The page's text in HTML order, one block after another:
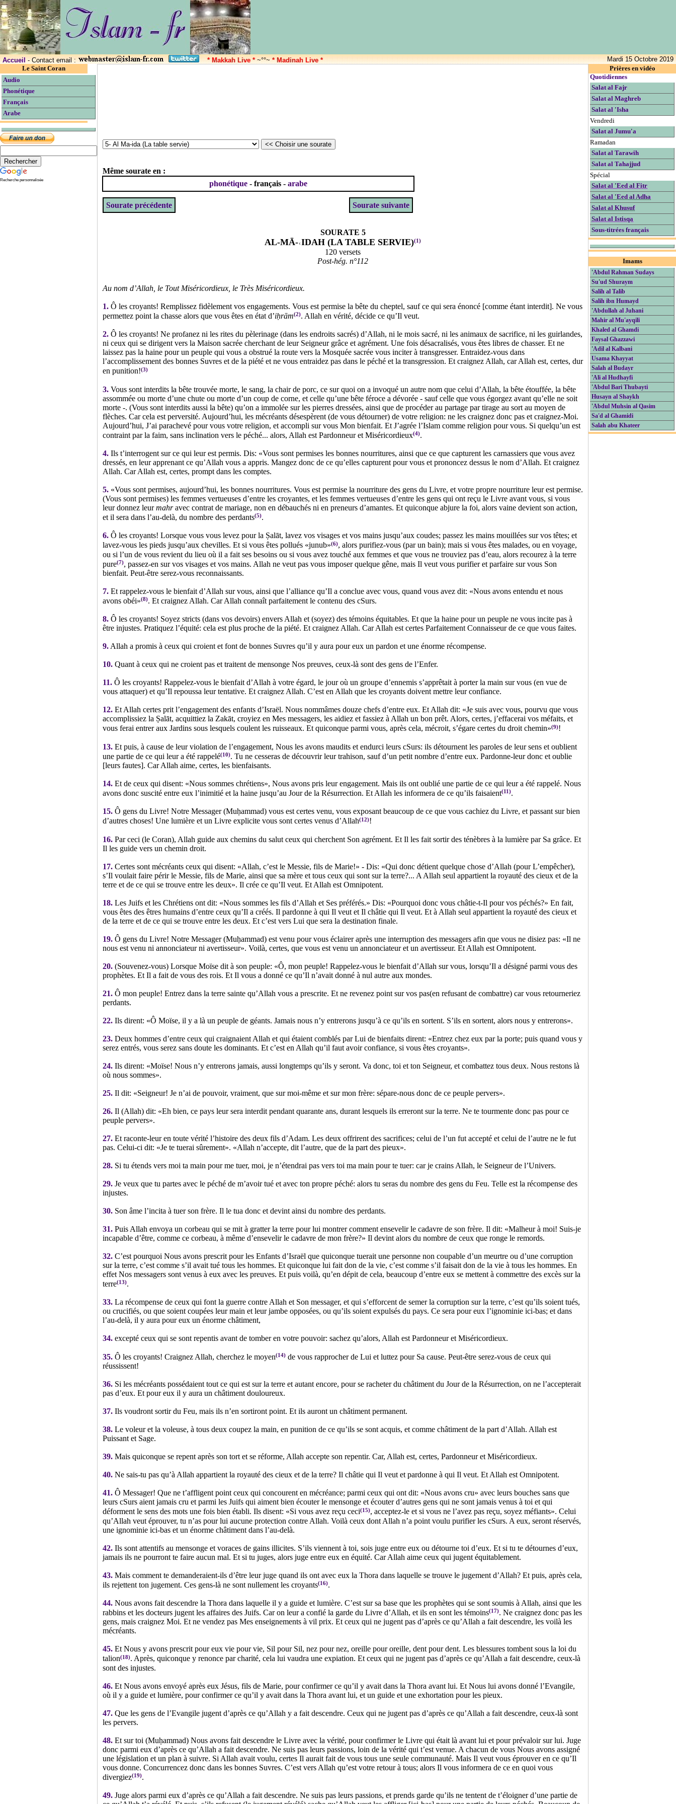
Accueil- Contact email : * Makkah Live *~°°~* Madinah Live * Mardi 15 Octobre 2019
Le Saint Coran
Audio
Phonétique
Français
Arabe
Recherche personnalisée
Même sourate en :
phonétique - français - arabe
Sourate précédente Sourate suivante
SOURATE 5
AL-MĀ-˓IDAH (LA TABLE SERVIE)(1)
120 versets
Post-hég. n°112
Au nom d’Allah, le Tout Miséricordieux, le Très Miséricordieux.
1. Ô les croyants! Remplissez fidèlement vos engagements. Vous est permise la bête du cheptel, sauf ce qui sera énoncé [comme étant interdit]. Ne vous
permettez point la chasse alors que vous êtes en état d’iḥrām(2). Allah en vérité, décide ce qu’Il veut.
2. Ô les croyants! Ne profanez ni les rites du pèlerinage (dans les endroits sacrés) d’Allah, ni le mois sacré, ni les animaux de sacrifice, ni les guirlandes,
ni ceux qui se dirigent vers la Maison sacrée cherchant de leur Seigneur grâce et agrément. Une fois désacralisés, vous êtes libres de chasser. Et ne
laissez pas la haine pour un peuple qui vous a obstrué la route vers la Mosquée sacrée vous inciter à transgresser. Entraidez-vous dans
l’accomplissement des bonnes Suvres et de la piété et ne vous entraidez pas dans le péché et la transgression. Et craignez Allah, car Allah est, certes, dur
en punition!(3)
3. Vous sont interdits la bête trouvée morte, le sang, la chair de porc, ce sur quoi on a invoqué un autre nom que celui d’Allah, la bête étouffée, la bête
assommée ou morte d’une chute ou morte d’un coup de corne, et celle qu’une bête féroce a dévorée - sauf celle que vous égorgez avant qu’elle ne soit
morte -. (Vous sont interdits aussi la bête) qu’on a immolée sur les pierres dressées, ainsi que de procéder au partage par tirage au sort au moyen de
flèches. Car cela est perversité. Aujourd’hui, les mécréants désespèrent (de vous détourner) de votre religion: ne les craignez donc pas et craignez-Moi.
Aujourd’hui, J’ai parachevé pour vous votre religion, et accompli sur vous Mon bienfait. Et J’agrée l’Islam comme religion pour vous. Si quelqu’un est
contraint par la faim, sans inclination vers le péché... alors, Allah est Pardonneur et Miséricordieux(4).
4. Ils t’interrogent sur ce qui leur est permis. Dis: «Vous sont permises les bonnes nourritures, ainsi que ce que capturent les carnassiers que vous avez
dressés, en leur apprenant ce qu’Allah vous a appris. Mangez donc de ce qu’elles capturent pour vous et prononcez dessus le nom d’Allah. Et craignez
Allah. Car Allah est, certes, prompt dans les comptes.
5. «Vous sont permises, aujourd’hui, les bonnes nourritures. Vous est permise la nourriture des gens du Livre, et votre propre nourriture leur est permise.
(Vous sont permises) les femmes vertueuses d’entre les croyantes, et les femmes vertueuses d’entre les gens qui ont reçu le Livre avant vous, si vous
leur donnez leurmahravec contrat de mariage, non en débauchés ni en preneurs d’amantes. Et quiconque abjure la foi, alors vaine devient son action,
et il sera dans l’au-delà, du nombre des perdants(5).
6. Ô les croyants! Lorsque vous vous levez pour la Ṣalāt, lavez vos visages et vos mains jusqu’aux coudes; passez les mains mouillées sur vos têtes; et
lavez-vous les pieds jusqu’aux chevilles. Et si vous êtes pollués «junub»(6), alors purifiez-vous (par un bain); mais si vous êtes malades, ou en voyage,
ou si l’un de vous revient du lieu où il a fait ses besoins ou si vous avez touché aux femmes et que vous ne trouviez pas d’eau, alors recourez à la terre
pure(7), passez-en sur vos visages et vos mains. Allah ne veut pas vous imposer quelque gêne, mais Il veut vous purifier et parfaire sur vous Son
bienfait. Peut-être serez-vous reconnaissants.
7. Et rappelez-vous le bienfait d’Allah sur vous, ainsi que l’alliance qu’Il a conclue avec vous, quand vous avez dit: «Nous avons entendu et nous
avons obéi»(8). Et craignez Allah. Car Allah connaît parfaitement le contenu des cSurs.
8. Ô les croyants! Soyez stricts (dans vos devoirs) envers Allah et (soyez) des témoins équitables. Et que la haine pour un peuple ne vous incite pas à
être injustes. Pratiquez l’équité: cela est plus proche de la piété. Et craignez Allah. Car Allah est certes Parfaitement Connaisseur de ce que vous faites.
9. Allah a promis à ceux qui croient et font de bonnes Suvres qu’il y aura pour eux un pardon et une énorme récompense.
10. Quant à ceux qui ne croient pas et traitent de mensonge Nos preuves, ceux-là sont des gens de l’Enfer.
11. Ô les croyants! Rappelez-vous le bienfait d’Allah à votre égard, le jour où un groupe d’ennemis s’apprêtait à porter la main sur vous (en vue de
vous attaquer) et qu’Il repoussa leur tentative. Et craignez Allah. C’est en Allah que les croyants doivent mettre leur confiance.
12. Et Allah certes prit l’engagement des enfants d’Israël. Nous nommâmes douze chefs d’entre eux. Et Allah dit: «Je suis avec vous, pourvu que vous
accomplissiez la Ṣalāt, acquittiez la Zakāt, croyiez en Mes messagers, les aidiez et fassiez à Allah un bon prêt. Alors, certes, j’effacerai vos méfaits, et
vous ferai entrer aux Jardins sous lesquels coulent les ruisseaux. Et quiconque parmi vous, après cela, mécroit, s’égare certes du droit chemin»(9)!
13. Et puis, à cause de leur violation de l’engagement, Nous les avons maudits et endurci leurs cSurs: ils détournent les paroles de leur sens et oublient
une partie de ce qui leur a été rappelé(10). Tu ne cesseras de découvrir leur trahison, sauf d’un petit nombre d’entre eux. Pardonne-leur donc et oublie
[leurs fautes]. Car Allah aime, certes, les bienfaisants.
14. Et de ceux qui disent: «Nous sommes chrétiens», Nous avons pris leur engagement. Mais ils ont oublié une partie de ce qui leur a été rappelé. Nous
avons donc suscité entre eux l’inimitié et la haine jusqu’au Jour de la Résurrection. Et Allah les informera de ce qu’ils faisaient(11).
15. Ô gens du Livre! Notre Messager (Muḥammad) vous est certes venu, vous exposant beaucoup de ce que vous cachiez du Livre, et passant sur bien
d’autres choses! Une lumière et un Livre explicite vous sont certes venus d’Allah(12)!
16. Par ceci (le Coran), Allah guide aux chemins du salut ceux qui cherchent Son agrément. Et Il les fait sortir des ténèbres à la lumière par Sa grâce. Et
Il les guide vers un chemin droit.
17. Certes sont mécréants ceux qui disent: «Allah, c’est le Messie, fils de Marie!» - Dis: «Qui donc détient quelque chose d’Allah (pour L’empêcher),
s’Il voulait faire périr le Messie, fils de Marie, ainsi que sa mère et tous ceux qui sont sur la terre?... A Allah seul appartient la royauté des cieux et de la
terre et de ce qui se trouve entre les deux». Il crée ce qu’Il veut. Et Allah est Omnipotent.
18. Les Juifs et les Chrétiens ont dit: «Nous sommes les fils d’Allah et Ses préférés.» Dis: «Pourquoi donc vous châtie-t-Il pour vos péchés?» En fait,
vous êtes des êtres humains d’entre ceux qu’Il a créés. Il pardonne à qui Il veut et Il châtie qui Il veut. Et à Allah seul appartient la royauté des cieux et
de la terre et de ce qui se trouve entre les deux. Et c’est vers Lui que sera la destination finale.
19. Ô gens du Livre! Notre Messager (Muḥammad) est venu pour vous éclairer après une interruption des messagers afin que vous ne disiez pas: «Il ne
nous est venu ni annonciateur ni avertisseur». Voilà, certes, que vous est venu un annonciateur et un avertisseur. Et Allah est Omnipotent.
20. (Souvenez-vous) Lorsque Moïse dit à son peuple: «Ô, mon peuple! Rappelez-vous le bienfait d’Allah sur vous, lorsqu’Il a désigné parmi vous des
prophètes. Et Il a fait de vous des rois. Et Il vous a donné ce qu’Il n’avait donné à nul autre aux mondes.
21. Ô mon peuple! Entrez dans la terre sainte qu’Allah vous a prescrite. Et ne revenez point sur vos pas(en refusant de combattre) car vous retourneriez
perdants.
22. Ils dirent: «Ô Moïse, il y a là un peuple de géants. Jamais nous n’y entrerons jusqu’à ce qu’ils en sortent. S’ils en sortent, alors nous y entrerons».
23. Deux hommes d’entre ceux qui craignaient Allah et qui étaient comblés par Lui de bienfaits dirent: «Entrez chez eux par la porte; puis quand vous y
serez entrés, vous serez sans doute les dominants. Et c’est en Allah qu’il faut avoir confiance, si vous êtes croyants».
24. Ils dirent: «Moïse! Nous n’y entrerons jamais, aussi longtemps qu’ils y seront. Va donc, toi et ton Seigneur, et combattez tous deux. Nous restons là
où nous sommes».
25. Il dit: «Seigneur! Je n’ai de pouvoir, vraiment, que sur moi-même et sur mon frère: sépare-nous donc de ce peuple pervers».
26. Il (Allah) dit: «Eh bien, ce pays leur sera interdit pendant quarante ans, durant lesquels ils erreront sur la terre. Ne te tourmente donc pas pour ce
peuple pervers».
27. Et raconte-leur en toute vérité l’histoire des deux fils d’Adam. Les deux offrirent des sacrifices; celui de l’un fut accepté et celui de l’autre ne le fut
pas. Celui-ci dit: «Je te tuerai sûrement». «Allah n’accepte, dit l’autre, que de la part des pieux».
28. Si tu étends vers moi ta main pour me tuer, moi, je n’étendrai pas vers toi ma main pour te tuer: car je crains Allah, le Seigneur de l’Univers.
29. Je veux que tu partes avec le péché de m’avoir tué et avec ton propre péché: alors tu seras du nombre des gens du Feu. Telle est la récompense des
injustes.
30. Son âme l’incita à tuer son frère. Il le tua donc et devint ainsi du nombre des perdants.
31. Puis Allah envoya un corbeau qui se mit à gratter la terre pour lui montrer comment ensevelir le cadavre de son frère. Il dit: «Malheur à moi! Suis-je
incapable d’être, comme ce corbeau, à même d’ensevelir le cadavre de mon frère?» Il devint alors du nombre de ceux que ronge le remords.
32. C’est pourquoi Nous avons prescrit pour les Enfants d’Israël que quiconque tuerait une personne non coupable d’un meurtre ou d’une corruption
sur la terre, c’est comme s’il avait tué tous les hommes. Et quiconque lui fait don de la vie, c’est comme s’il faisait don de la vie à tous les hommes. En
effet Nos messagers sont venus à eux avec les preuves. Et puis voilà, qu’en dépit de cela, beaucoup d’entre eux se mettent à commettre des excès sur la
terre(13).
33. La récompense de ceux qui font la guerre contre Allah et Son messager, et qui s’efforcent de semer la corruption sur la terre, c’est qu’ils soient tués,
ou crucifiés, ou que soient coupées leur main et leur jambe opposées, ou qu’ils soient expulsés du pays. Ce sera pour eux l’ignominie ici-bas; et dans
l’au-delà, il y aura pour eux un énorme châtiment,
34. excepté ceux qui se sont repentis avant de tomber en votre pouvoir: sachez qu’alors, Allah est Pardonneur et Miséricordieux.
35. Ô les croyants! Craignez Allah, cherchez le moyen(14) de vous rapprocher de Lui et luttez pour Sa cause. Peut-être serez-vous de ceux qui
réussissent!
36. Si les mécréants possédaient tout ce qui est sur la terre et autant encore, pour se racheter du châtiment du Jour de la Résurrection, on ne l’accepterait
pas d’eux. Et pour eux il y aura un châtiment douloureux.
37. Ils voudront sortir du Feu, mais ils n’en sortiront point. Et ils auront un châtiment permanent.
38. Le voleur et la voleuse, à tous deux coupez la main, en punition de ce qu’ils se sont acquis, et comme châtiment de la part d’Allah. Allah est
Puissant et Sage.
39. Mais quiconque se repent après son tort et se réforme, Allah accepte son repentir. Car, Allah est, certes, Pardonneur et Miséricordieux.
40. Ne sais-tu pas qu’à Allah appartient la royauté des cieux et de la terre? Il châtie qui Il veut et pardonne à qui Il veut. Et Allah est Omnipotent.
41. Ô Messager! Que ne t’affligent point ceux qui concourent en mécréance; parmi ceux qui ont dit: «Nous avons cru» avec leurs bouches sans que
leurs cSurs aient jamais cru et parmi les Juifs qui aiment bien écouter le mensonge et écouter d’autres gens qui ne sont jamais venus à toi et qui
déforment le sens des mots une fois bien établi. Ils disent: «Si vous avez reçu ceci(15), acceptez-le et si vous ne l’avez pas reçu, soyez méfiants». Celui
qu’Allah veut éprouver, tu n’as pour lui aucune protection contre Allah. Voilà ceux dont Allah n’a point voulu purifier les cSurs. A eux, seront réservés,
une ignominie ici-bas et un énorme châtiment dans l’au-delà.
42. Ils sont attentifs au mensonge et voraces de gains illicites. S’ils viennent à toi, sois juge entre eux ou détourne toi d’eux. Et si tu te détournes d’eux,
jamais ils ne pourront te faire aucun mal. Et si tu juges, alors juge entre eux en équité. Car Allah aime ceux qui jugent équitablement.
43. Mais comment te demanderaient-ils d’être leur juge quand ils ont avec eux la Thora dans laquelle se trouve le jugement d’Allah? Et puis, après cela,
ils rejettent ton jugement. Ces gens-là ne sont nullement les croyants(16).
44. Nous avons fait descendre la Thora dans laquelle il y a guide et lumière. C’est sur sa base que les prophètes qui se sont soumis à Allah, ainsi que les
rabbins et les docteurs jugent les affaires des Juifs. Car on leur a confié la garde du Livre d’Allah, et ils en sont les témoins(17). Ne craignez donc pas les
gens, mais craignez Moi. Et ne vendez pas Mes enseignements à vil prix. Et ceux qui ne jugent pas d’après ce qu’Allah a fait descendre, les voilà les
mécréants.
45. Et Nous y avons prescrit pour eux vie pour vie, Sil pour Sil, nez pour nez, oreille pour oreille, dent pour dent. Les blessures tombent sous la loi du
talion(18). Après, quiconque y renonce par charité, cela lui vaudra une expiation. Et ceux qui ne jugent pas d’après ce qu’Allah a fait descendre, ceux-là
sont des injustes.
46. Et Nous avons envoyé après eux Jésus, fils de Marie, pour confirmer ce qu’il y avait dans la Thora avant lui. Et Nous lui avons donné l’Evangile,
où il y a guide et lumière, pour confirmer ce qu’il y avait dans la Thora avant lui, et un guide et une exhortation pour les pieux.
47. Que les gens de l’Evangile jugent d’après ce qu’Allah y a fait descendre. Ceux qui ne jugent pas d’après ce qu’Allah a fait descendre, ceux-là sont
les pervers.
48. Et sur toi (Muḥammad) Nous avons fait descendre le Livre avec la vérité, pour confirmer le Livre qui était là avant lui et pour prévaloir sur lui. Juge
donc parmi eux d’après ce qu’Allah a fait descendre. Ne suis pas leurs passions, loin de la vérité qui t’est venue. A chacun de vous Nous avons assigné
une législation et un plan à suivre. Si Allah avait voulu, certes Il aurait fait de vous tous une seule communauté. Mais Il veut vous éprouver en ce qu’Il
vous donne. Concurrencez donc dans les bonnes Suvres. C’est vers Allah qu’est votre retour à tous; alors Il vous informera de ce en quoi vous
divergiez(19).
49. Juge alors parmi eux d’après ce qu’Allah a fait descendre. Ne suis pas leurs passions, et prends garde qu’ils ne tentent de t’éloigner d’une partie de
Prières en vidéo
Quotidiennes
Salat al Fajr
Salat al Maghreb
Salat al 'Isha
Vendredi
Salat al Jumu'a
Ramadan
Salat al Tarawih
Salat al Tahajjud
Spécial
Salat al 'Eed al Fitr
Salat al 'Eed al Adha
Salat al Khusuf
Salat al Istisqa
Sous-titrées français
Imams
'Abdul Rahman Sudays
Su'ud Shuraym
Salih al Talib
Salih ibn Humayd
'Abdullah al Juhani
Mahir al Mu'ayqili
Khaled al Ghamdi
Faysal Ghazzawi
'Adil al Kalbani
Usama Khayyat
Salah al Budayr
'Ali al Hudhayfi
'Abdul Bari Thubayti
Husayn al Shaykh
'Abdul Muhsin al Qasim
Sa'd al Ghamidi
Salah abu Khateer